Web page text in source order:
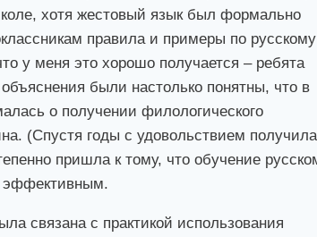
хотя жестовый язык был формально
правила и примеры по русскому
у меня это хорошо получается – ребята
были настолько понятны, что в
о получении филологического
(Спустя годы с удовольствием получила
пришла к тому, что обучение
связана с практикой использования